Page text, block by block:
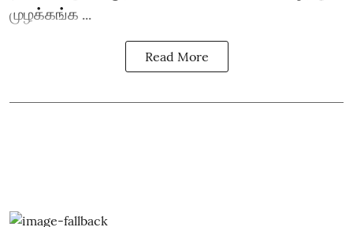
முழக்கங்க ...
Read More